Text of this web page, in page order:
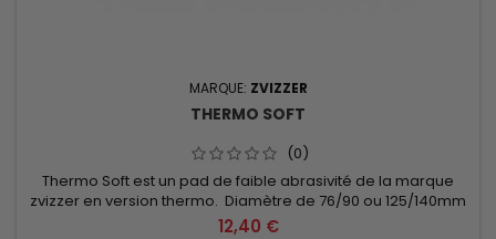
MARQUE: ZVIZZER
THERMO SOFT
(0)
Thermo Soft est un pad de faible abrasivité de la marque
zvizzer en version thermo. Diamètre de 76/90 ou 125/140mm
au choix.
12,40 €